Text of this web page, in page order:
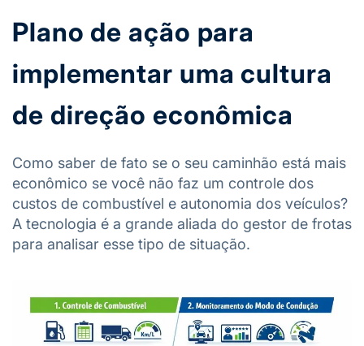
Plano de ação para
implementar uma cultura
de direção econômica
Como saber de fato se o seu caminhão está mais
econômico se você não faz um controle dos
custos de combustível e autonomia dos veículos?
A tecnologia é a grande aliada do gestor de frotas
para analisar esse tipo de situação.